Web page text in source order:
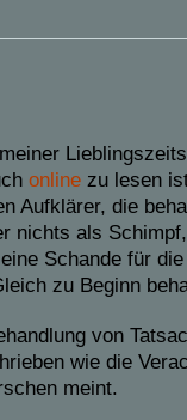
online zu lesen
Aufklärer, die
nichts als
Schande für
zu Beginn
von
wie die
meint.